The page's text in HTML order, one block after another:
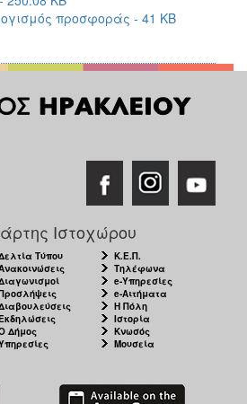
προσφοράς - 41 KB
Ιστοχώρου
Τύπου
Δήμος
Κ.Ε.Π.
Τηλέφωνα
e-Υπηρεσίες
e-Αιτήματα
Η Πόλη
Ιστορία
Κνωσός
Μουσεία